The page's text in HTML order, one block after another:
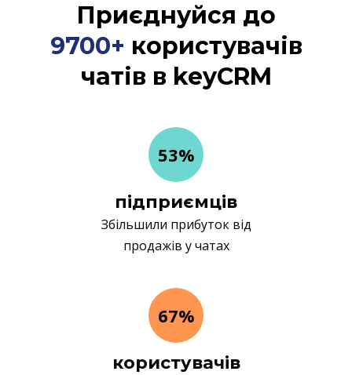
Приєднуйся до
9700+ користувачів
чатів в keyCRM
53%
підприємців
Збільшили прибуток від
продажів у чатах
67%
користувачів